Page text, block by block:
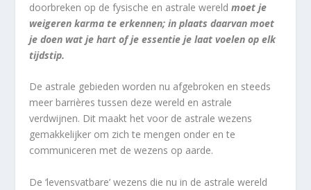
doorbreken op de fysische en astrale wereldmoet je
weigeren karma te erkennen; in plaats daarvan moet
je doen wat je hart of je essentie je laat voelen op elk
tijdstip.
De astrale gebieden worden nu afgebroken en steeds
meer barrières tussen deze wereld en astrale
verdwijnen. Dit maakt het voor de astrale wezens
gemakkelijker om zich te mengen onder en te
communiceren met de wezens op aarde.
De ‘levensvatbare’ wezens die nu in de astrale wereld